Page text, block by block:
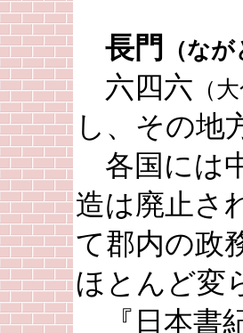
長門 （なが
六四六 （
し、その地
各国には
造は廃止さ
て郡内の政
ほとんど変
『日本書